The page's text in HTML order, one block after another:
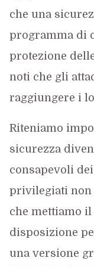
che una
programma di
protezione
noti che gli
raggiungere i
Riteniamo
sicurezza
consapevoli
privilegiati non
che mettiamo
disposizione
una versione